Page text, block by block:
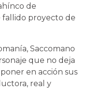
de
proyecto de
Saccomano
que no deja
en acción sus
real y